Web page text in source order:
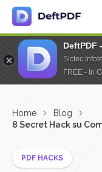
DeftPDF
Sictec
FREE - In
Home
Blog
8 Secret Hack su
PDF HACKS